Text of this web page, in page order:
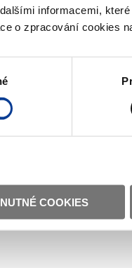
informacemi,
o zpracování cookies
COOKIES